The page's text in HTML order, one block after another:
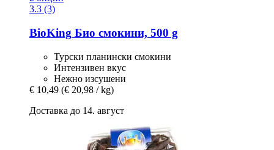
3.3 (3)
BioKing Био смокини, 500 g
Турски планински смокини
Интензивен вкус
Нежно изсушени
€ 10,49 (€ 20,98 / kg)
Доставка до 14. август